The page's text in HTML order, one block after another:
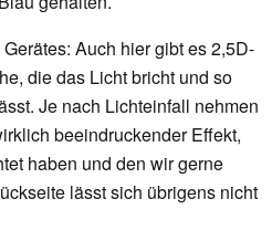
Auch hier gibt es 2,5D-
die das Licht bricht und so
Je nach Lichteinfall nehmen
beeindruckender Effekt,
haben und den wir gerne
lässt sich übrigens nicht